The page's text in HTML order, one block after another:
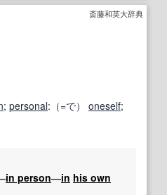
斎藤和英大辞典
; personal:（=で） oneself;
in person―in his own